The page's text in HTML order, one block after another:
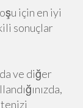
için en iyi
sonuçlar
ve diğer